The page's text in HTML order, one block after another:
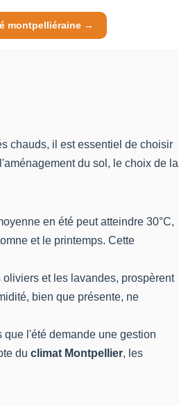
montpelliéraine →
chauds, il est essentiel de choisir
du sol, le choix de la
en été peut atteindre 30°C,
et le printemps. Cette
et les lavandes, prospèrent
bien que présente, ne
l'été demande une gestion
du climat Montpellier, les